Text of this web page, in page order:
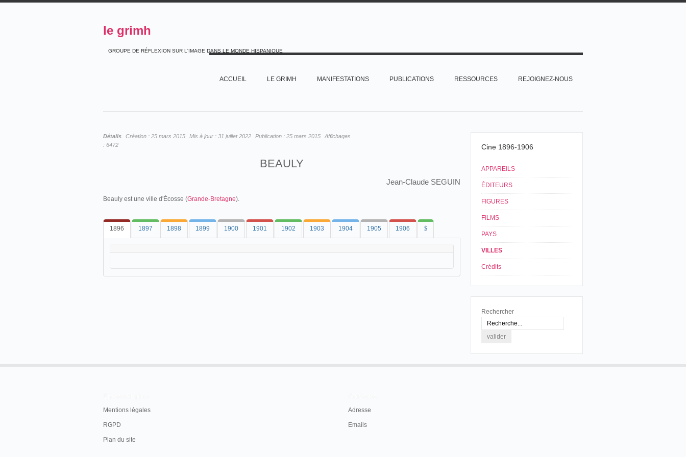
le grimh
GROUPE DE RÉFLEXION SUR L'IMAGE DANS LE MONDE HISPANIQUE
ACCUEIL LE GRIMH MANIFESTATIONS PUBLICATIONS RESSOURCES REJOIGNEZ-NOUS
Détails Création : 25 mars 2015 Mis à jour : 31 juillet 2022 Publication : 25 mars 2015
Affichages
: 6472
BEAULY
Jean-Claude SEGUIN
Beauly est une ville d'Écosse (Grande-Bretagne).
1896 1897 1898 1899 1900 1901 1902 1903 1904 1905 1906 $
Cine 1896-1906
APPAREILS
ÉDITEURS
FIGURES
FILMS
PAYS
VILLES
Crédits
Rechercher
Mentions légales
RGPD
Plan du site
Adresse
Emails